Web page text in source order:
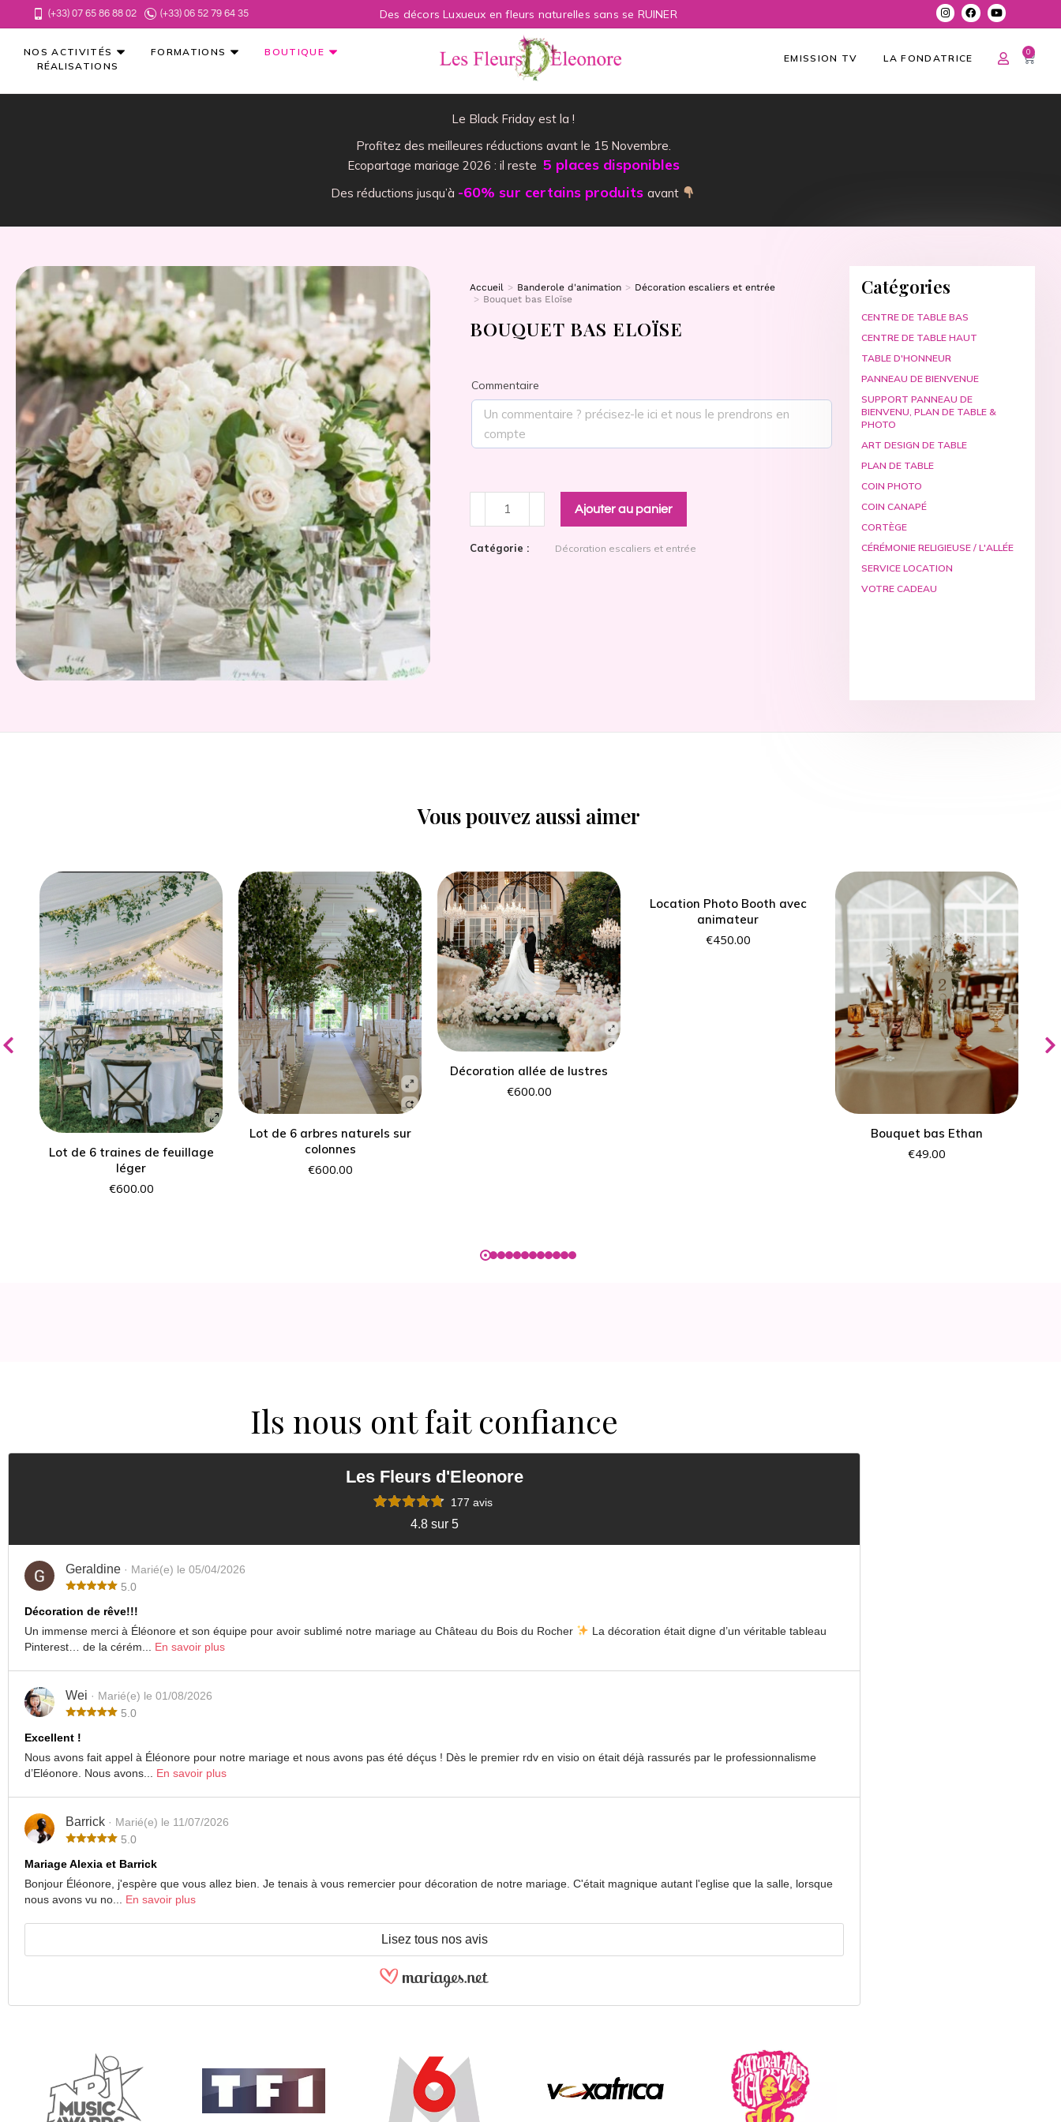
(+33) 07 65 86 88 02 (+33) 06 52 79 64 35 Des décors Luxueux en fleurs naturelles sans se RUINER
NOS ACTIVITÉS FORMATIONS
BOUTIQUE
RÉALISATIONS
EMISSION TV LA FONDATRICE
0
Le Black Friday est la !
Profitez des meilleures réductions avant le 15 Novembre.
Ecopartage mariage 2026 : il reste 5 places disponibles
Des réductions jusqu’à -60% sur certains produits avant
Vous êtes ici :
Accueil Banderole d'animation
Décoration escaliers et entrée
Bouquet bas Eloïse
BOUQUET BAS ELOÏSE
Commentaire
Ajouter au panier
Catégorie : Décoration escaliers et entrée
Catégories
CENTRE DE TABLE BAS
CENTRE DE TABLE HAUT
TABLE D'HONNEUR
PANNEAU DE BIENVENUE
SUPPORT PANNEAU DE
BIENVENU, PLAN DE TABLE &
PHOTO
ART DESIGN DE TABLE
PLAN DE TABLE
COIN PHOTO
COIN CANAPÉ
CORTÈGE
CÉRÉMONIE RELIGIEUSE / L'ALLÉE
SERVICE LOCATION
VOTRE CADEAU
Vous pouvez aussi aimer
Lot de 6 traines de feuillage
léger
€600.00
Lot de 6 arbres naturels sur
colonnes
€600.00
Décoration allée de lustres
€600.00
Location Photo Booth avec
animateur
€450.00
Bouquet bas Ethan
€49.00
Ils nous ont fait confiance
Les Fleurs d'Eleonore
177 avis
4.8 sur 5
Geraldine · Marié(e) le 05/04/2026
5.0
Décoration de rêve!!!
Un immense merci à Éléonore et son équipe pour avoir sublimé notre mariage au Château du Bois du Rocher
La décoration était digne d’un véritable tableau
Pinterest… de la cérém... En savoir plus
Wei · Marié(e) le 01/08/2026
5.0
Excellent !
Nous avons fait appel à Éléonore pour notre mariage et nous avons pas été déçus ! Dès le premier rdv en visio on était déjà rassurés par le professionnalisme
d’Eléonore. Nous avons... En savoir plus
Barrick · Marié(e) le 11/07/2026
5.0
Mariage Alexia et Barrick
Bonjour Éléonore, j'espère que vous allez bien. Je tenais à vous remercier pour décoration de notre mariage. C'était magnique autant l'eglise que la salle, lorsque
nous avons vu no... En savoir plus
Lisez tous nos avis